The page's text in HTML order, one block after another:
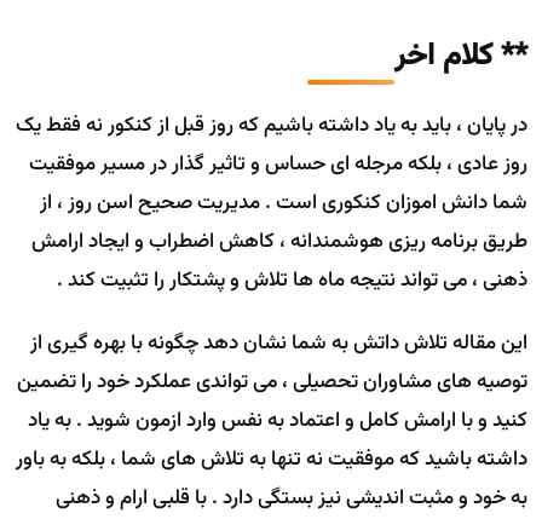
** کلام اخر
در پایان ، باید به یاد داشته باشیم که روز قبل از کنکور نه فقط یک
روز عادی ، بلکه مرجله ای حساس و تاثیر گذار در مسیر موفقیت
شما دانش اموزان کنکوری است . مدیریت صحیح اسن روز ، از
طریق برنامه ریزی هوشمندانه ، کاهش اضطراب و ایجاد ارامش
ذهنی ، می تواند نتیجه ماه ها تلاش و پشتکار را تثبیت کند .
این مقاله تلاش داتش به شما نشان دهد چگونه با بهره گیری از
توصیه های مشاوران تحصیلی ، می تواندی عملکرد خود را تضمین
کنید و با ارامش کامل و اعتماد به نفس وارد ازمون شوید . به یاد
داشته باشید که موفقیت نه تنها به تلاش های شما ، بلکه به باور
به خود و مثبت اندیشی نیز بستگی دارد . با قلبی ارام و ذهنی